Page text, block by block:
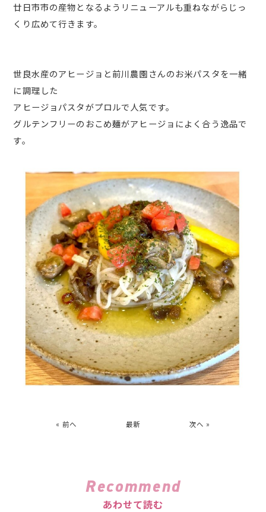
廿日市市の産物となるようリニューアルも重ねながらじっ
くり広めて行きます。
世良水産のアヒージョと前川農園さんのお米パスタを一緒
に調理した
アヒージョパスタがプロルで人気です。
グルテンフリーのおこめ麺がアヒージョによく合う逸品で
す。
« 前へ 最新 次へ »
Recommend
あわせて読む